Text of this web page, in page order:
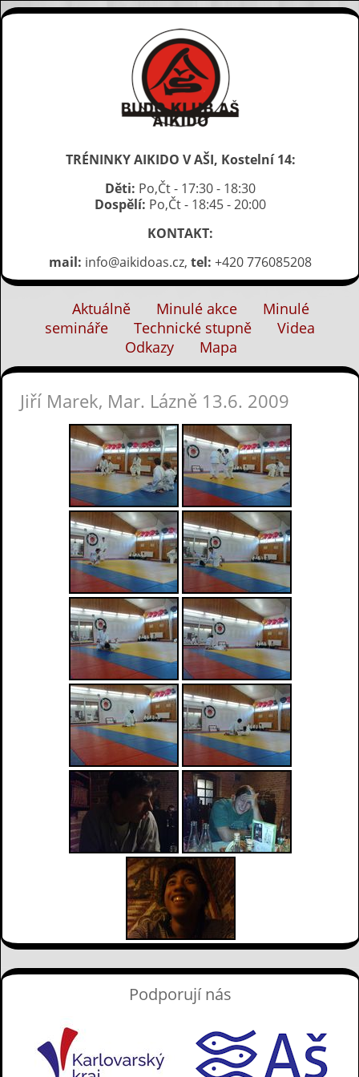
TRÉNINKY AIKIDO V AŠI, Kostelní 14:
Děti: Po,Čt - 17:30 - 18:30
Dospělí: Po,Čt - 18:45 - 20:00
KONTAKT:
mail: info@aikidoas.cz, tel: +420 776085208
Aktuálně Minulé akce
Minulé
semináře
Technické stupně
Videa
Odkazy
Mapa
Jiří Marek, Mar. Lázně 13.6. 2009
Podporují nás